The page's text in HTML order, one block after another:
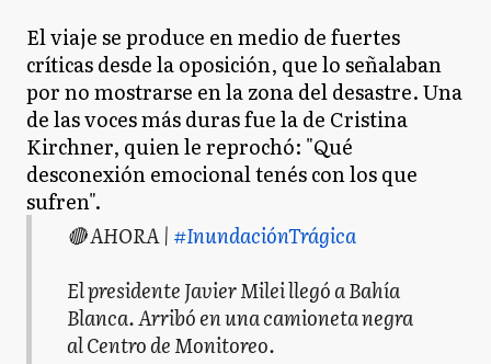
El viaje se produce en medio de fuertes
críticas desde la oposición, que lo señalaban
por no mostrarse en la zona del desastre. Una
de las voces más duras fue la de Cristina
Kirchner, quien le reprochó: "Qué
desconexión emocional tenés con los que
sufren".
🔴 AHORA | #InundaciónTrágica
El presidente Javier Milei llegó a Bahía
Blanca. Arribó en una camioneta negra
al Centro de Monitoreo.